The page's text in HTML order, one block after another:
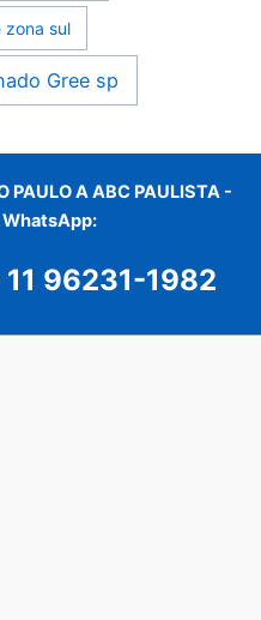
zona sul
Gree sp
PAULO A ABC PAULISTA -
WhatsApp:
11 96231-1982